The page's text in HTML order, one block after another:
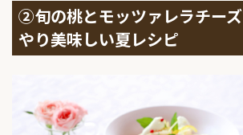
②旬の桃とモッツァレラチー
やり美味しい夏レシピ